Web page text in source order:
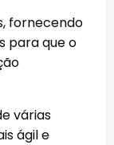
fornecendo
para que o
várias
ágil e